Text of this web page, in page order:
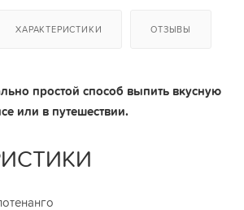
ХАРАКТЕРИСТИКИ ОТЗЫВЫ
простой способ выпить вкусную
или в путешествии.